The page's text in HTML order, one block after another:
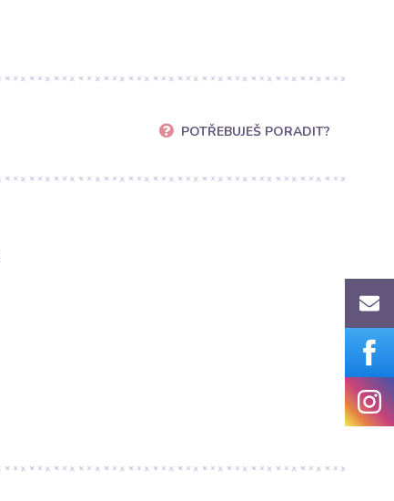
POTŘEBUJEŠ PORADIT?